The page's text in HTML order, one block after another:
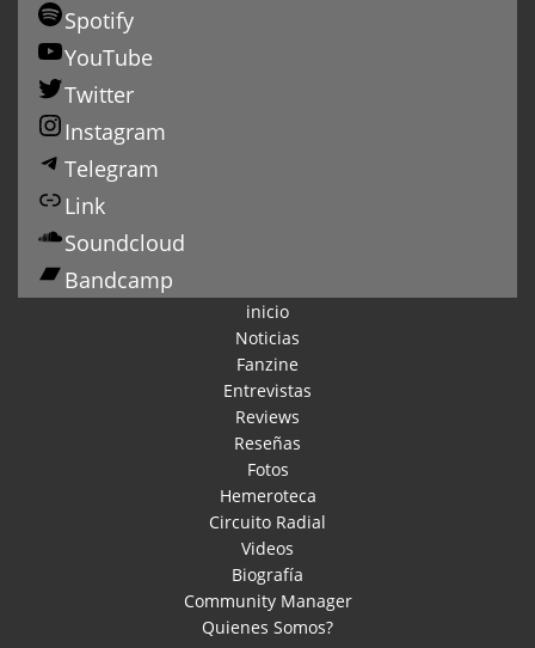
Spotify
YouTube
Twitter
Instagram
Telegram
Link
Soundcloud
Bandcamp
inicio
Noticias
Fanzine
Entrevistas
Reviews
Reseñas
Fotos
Hemeroteca
Circuito Radial
Videos
Biografía
Community Manager
Quienes Somos?